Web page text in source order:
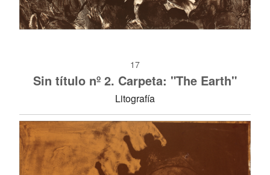
17
Sin título nº 2. Carpeta: "The Earth"
Litografía